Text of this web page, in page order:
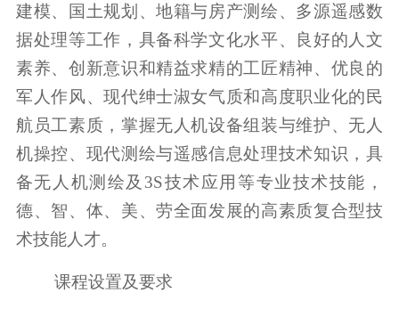
建模、国土规划、地籍与房产测绘、多源遥感数
据处理等工作，具备科学文化水平、良好的人文
素养、创新意识和精益求精的工匠精神、优良的
军人作风、现代绅士淑女气质和高度职业化的民
航员工素质，掌握无人机设备组装与维护、无人
机操控、现代测绘与遥感信息处理技术知识，具
备无人机测绘及3S技术应用等专业技术技能，
德、智、体、美、劳全面发展的高素质复合型技
术技能人才。
课程设置及要求